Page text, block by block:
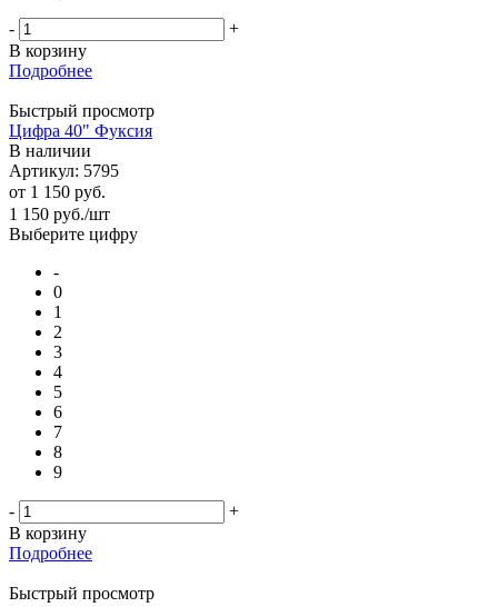
-
+
В корзину
Подробнее
Быстрый просмотр
Цифра 40" Фуксия
В наличии
Артикул: 5795
от 1 150 руб.
1 150 руб./шт
Выберите цифру
-
0
1
2
3
4
5
6
7
8
9
-
+
В корзину
Подробнее
Быстрый просмотр